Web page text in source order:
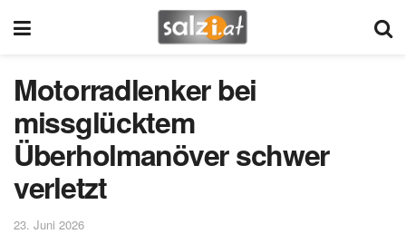
Motorradlenker bei
missglücktem
Überholmanöver schwer
verletzt
23. Juni 2026